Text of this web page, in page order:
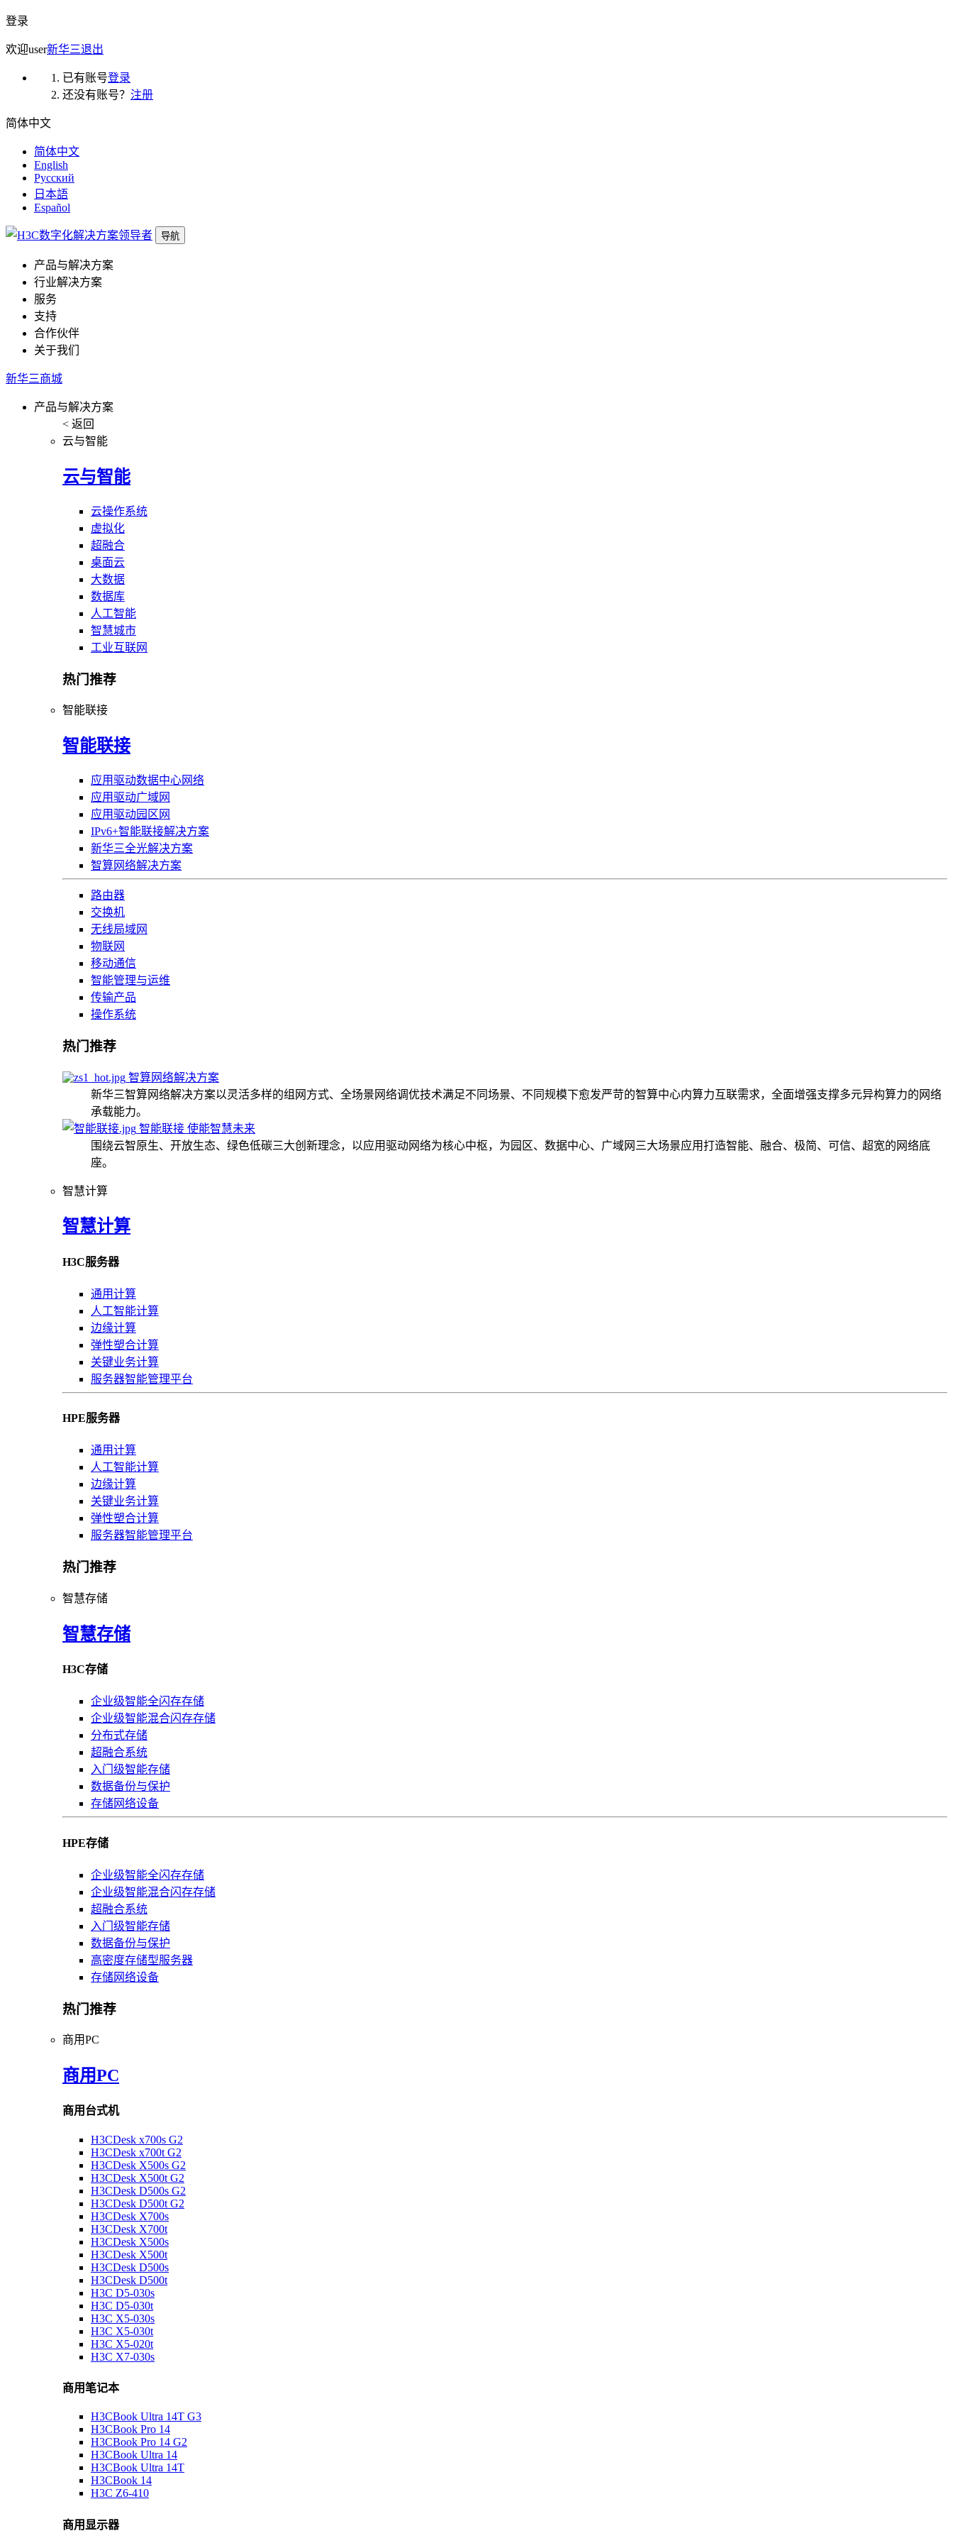
登录
欢迎user新华三退出
已有账号登录
还没有账号？ 注册
简体中文
简体中文
English
Русский
日本語
Español
导航
产品与解决方案
行业解决方案
服务
支持
合作伙伴
关于我们
新华三商城
产品与解决方案
< 返回
云与智能
云与智能
云操作系统
虚拟化
超融合
桌面云
大数据
数据库
人工智能
智慧城市
工业互联网
热门推荐
智能联接
智能联接
应用驱动数据中心网络
应用驱动广域网
应用驱动园区网
IPv6+智能联接解决方案
新华三全光解决方案
智算网络解决方案
路由器
交换机
无线局域网
物联网
移动通信
智能管理与运维
传输产品
操作系统
热门推荐
智算网络解决方案
新华三智算网络解决方案以灵活多样的组网方式、全场景网络调优技术满足不同场景、不同规模下愈发严苛的智算中心内算力互联需求，全面增强支撑多元异构算力的网络
承载能力。
智能联接 使能智慧未来
围绕云智原生、开放生态、绿色低碳三大创新理念，以应用驱动网络为核心中枢，为园区、数据中心、广域网三大场景应用打造智能、融合、极简、可信、超宽的网络底
座。
智慧计算
智慧计算
H3C服务器
通用计算
人工智能计算
边缘计算
弹性塑合计算
关键业务计算
服务器智能管理平台
HPE服务器
通用计算
人工智能计算
边缘计算
关键业务计算
弹性塑合计算
服务器智能管理平台
热门推荐
智慧存储
智慧存储
H3C存储
企业级智能全闪存存储
企业级智能混合闪存存储
分布式存储
超融合系统
入门级智能存储
数据备份与保护
存储网络设备
HPE存储
企业级智能全闪存存储
企业级智能混合闪存存储
超融合系统
入门级智能存储
数据备份与保护
高密度存储型服务器
存储网络设备
热门推荐
商用PC
商用PC
商用台式机
H3CDesk x700s G2
H3CDesk x700t G2
H3CDesk X500s G2
H3CDesk X500t G2
H3CDesk D500s G2
H3CDesk D500t G2
H3CDesk X700s
H3CDesk X700t
H3CDesk X500s
H3CDesk X500t
H3CDesk D500s
H3CDesk D500t
H3C D5-030s
H3C D5-030t
H3C X5-030s
H3C X5-030t
H3C X5-020t
H3C X7-030s
商用笔记本
H3CBook Ultra 14T G3
H3CBook Pro 14
H3CBook Pro 14 G2
H3CBook Ultra 14
H3CBook Ultra 14T
H3CBook 14
H3C Z6-410
商用显示器